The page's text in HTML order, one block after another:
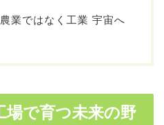
業ではなく工業 宇宙へ
場で育つ未来の野